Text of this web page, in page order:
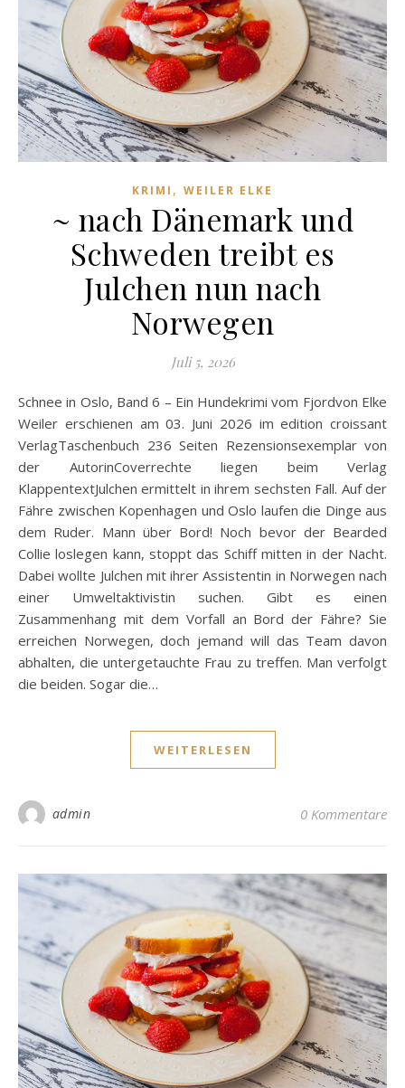
KRIMI , WEILER ELKE
~ nach Dänemark und
Schweden treibt es
Julchen nun nach
Norwegen
Juli 5, 2026
Schnee in Oslo, Band 6 – Ein Hundekrimi vom Fjordvon Elke
Weiler erschienen am 03. Juni 2026 im edition croissant
VerlagTaschenbuch 236 Seiten Rezensionsexemplar von
der AutorinCoverrechte liegen beim Verlag
KlappentextJulchen ermittelt in ihrem sechsten Fall. Auf der
Fähre zwischen Kopenhagen und Oslo laufen die Dinge aus
dem Ruder. Mann über Bord! Noch bevor der Bearded
Collie loslegen kann, stoppt das Schiff mitten in der Nacht.
Dabei wollte Julchen mit ihrer Assistentin in Norwegen nach
einer Umweltaktivistin suchen. Gibt es einen
Zusammenhang mit dem Vorfall an Bord der Fähre? Sie
erreichen Norwegen, doch jemand will das Team davon
abhalten, die untergetauchte Frau zu treffen. Man verfolgt
die beiden. Sogar die…
WEITERLESEN
admin 0 Kommentare